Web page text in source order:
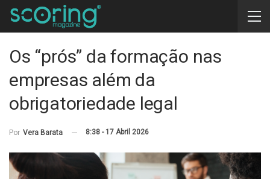
Os “prós” da formação nas
empresas além da
obrigatoriedade legal
Por Vera Barata 8:38 - 17 Abril 2026